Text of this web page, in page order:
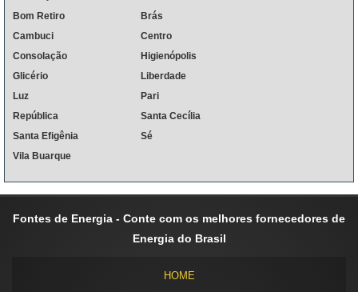
Bom Retiro
Brás
Cambuci
Centro
Consolação
Higienópolis
Glicério
Liberdade
Luz
Pari
República
Santa Cecília
Santa Efigênia
Sé
Vila Buarque
Fontes de Energia - Conte com os melhores fornecedores de
Energia do Brasil
HOME